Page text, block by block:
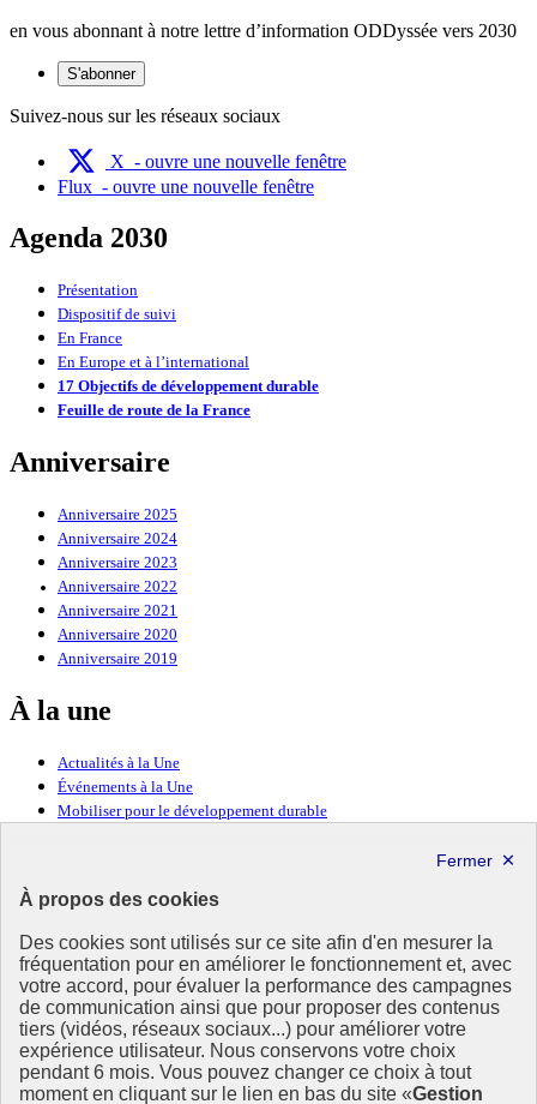
À propos des cookies
Des cookies sont utilisés sur ce site afin d'en mesurer la
fréquentation pour en améliorer le fonctionnement et, avec
votre accord, pour évaluer la performance des campagnes
de communication ainsi que pour proposer des contenus
tiers (vidéos, réseaux sociaux...) pour améliorer votre
expérience utilisateur. Nous conservons votre choix
pendant 6 mois. Vous pouvez changer ce choix à tout
moment en cliquant sur le lien en bas du site «Gestion
en vous abonnant à notre lettre d’information ODDyssée vers 2030
S'abonner
Suivez-nous sur les réseaux sociaux
X - ouvre une nouvelle fenêtre
Flux - ouvre une nouvelle fenêtre
Agenda 2030
Présentation
Dispositif de suivi
En France
En Europe et à l’international
17 Objectifs de développement durable
Feuille de route de la France
Anniversaire
Anniversaire 2025
Anniversaire 2024
Anniversaire 2023
Anniversaire 2022
Anniversaire 2021
Anniversaire 2020
Anniversaire 2019
À la une
Actualités à la Une
Événements à la Une
Mobiliser pour le développement durable
Ressources
Ressources
La Méth’ODD
Gouvernement
Ce site propose l’information de référence concernant l’Agenda
2030 et la feuille de route de la France. Il valorise la mobilisation de